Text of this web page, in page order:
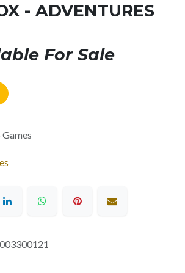
- ADVENTURES
For Sale